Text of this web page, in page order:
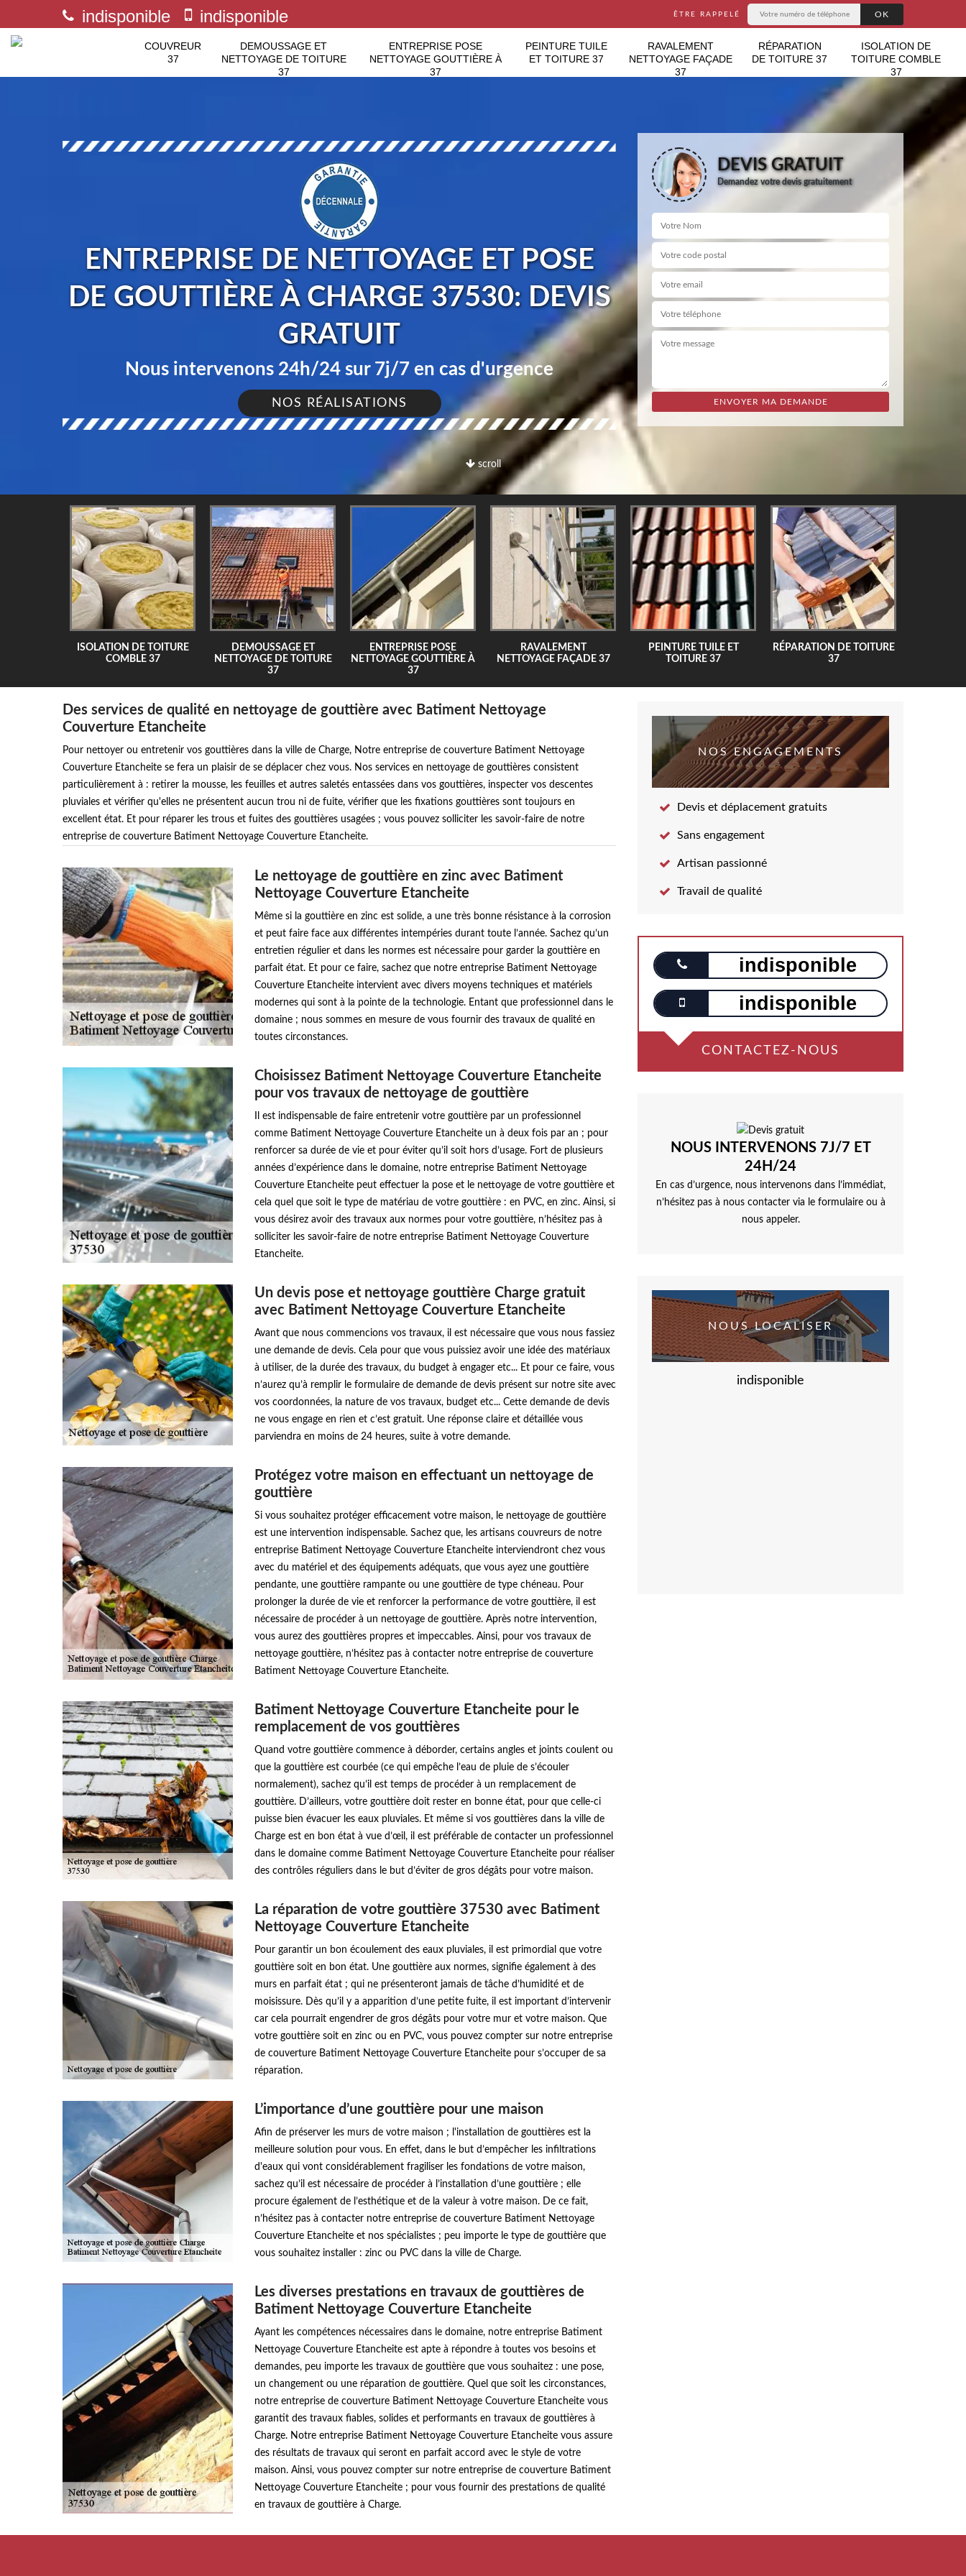
indisponible indisponible ÊTRE RAPPELÉ
COUVREUR
37
DEMOUSSAGE ET
NETTOYAGE DE TOITURE
37
ENTREPRISE POSE
NETTOYAGE GOUTTIÈRE À
37
PEINTURE TUILE
ET TOITURE 37
RAVALEMENT
NETTOYAGE FAÇADE
37
RÉPARATION
DE TOITURE 37
ISOLATION DE
TOITURE COMBLE
37
scroll
ENTREPRISE DE NETTOYAGE ET POSE
DE GOUTTIÈRE À CHARGE 37530: DEVIS
GRATUIT
Nous intervenons 24h/24 sur 7j/7 en cas d'urgence
NOS RÉALISATIONS
DEVIS GRATUIT
Demandez votre devis gratuitement
ISOLATION DE TOITURE
COMBLE 37
DEMOUSSAGE ET
NETTOYAGE DE TOITURE
37
ENTREPRISE POSE
NETTOYAGE GOUTTIÈRE À
37
RAVALEMENT
NETTOYAGE FAÇADE 37
PEINTURE TUILE ET
TOITURE 37
RÉPARATION DE TOITURE
37
Des services de qualité en nettoyage de gouttière avec Batiment Nettoyage
Couverture Etancheite
Pour nettoyer ou entretenir vos gouttières dans la ville de Charge, Notre entreprise de couverture Batiment Nettoyage
Couverture Etancheite se fera un plaisir de se déplacer chez vous. Nos services en nettoyage de gouttières consistent
particulièrement à : retirer la mousse, les feuilles et autres saletés entassées dans vos gouttières, inspecter vos descentes
pluviales et vérifier qu'elles ne présentent aucun trou ni de fuite, vérifier que les fixations gouttières sont toujours en
excellent état. Et pour réparer les trous et fuites des gouttières usagées ; vous pouvez solliciter les savoir-faire de notre
entreprise de couverture Batiment Nettoyage Couverture Etancheite.
Le nettoyage de gouttière en zinc avec Batiment
Nettoyage Couverture Etancheite
Même si la gouttière en zinc est solide, a une très bonne résistance à la corrosion
et peut faire face aux différentes intempéries durant toute l’année. Sachez qu’un
entretien régulier et dans les normes est nécessaire pour garder la gouttière en
parfait état. Et pour ce faire, sachez que notre entreprise Batiment Nettoyage
Couverture Etancheite intervient avec divers moyens techniques et matériels
modernes qui sont à la pointe de la technologie. Entant que professionnel dans le
domaine ; nous sommes en mesure de vous fournir des travaux de qualité en
toutes circonstances.
Choisissez Batiment Nettoyage Couverture Etancheite
pour vos travaux de nettoyage de gouttière
Il est indispensable de faire entretenir votre gouttière par un professionnel
comme Batiment Nettoyage Couverture Etancheite un à deux fois par an ; pour
renforcer sa durée de vie et pour éviter qu’il soit hors d’usage. Fort de plusieurs
années d’expérience dans le domaine, notre entreprise Batiment Nettoyage
Couverture Etancheite peut effectuer la pose et le nettoyage de votre gouttière et
cela quel que soit le type de matériau de votre gouttière : en PVC, en zinc. Ainsi, si
vous désirez avoir des travaux aux normes pour votre gouttière, n’hésitez pas à
solliciter les savoir-faire de notre entreprise Batiment Nettoyage Couverture
Etancheite.
Un devis pose et nettoyage gouttière Charge gratuit
avec Batiment Nettoyage Couverture Etancheite
Avant que nous commencions vos travaux, il est nécessaire que vous nous fassiez
une demande de devis. Cela pour que vous puissiez avoir une idée des matériaux
à utiliser, de la durée des travaux, du budget à engager etc... Et pour ce faire, vous
n’aurez qu’à remplir le formulaire de demande de devis présent sur notre site avec
vos coordonnées, la nature de vos travaux, budget etc... Cette demande de devis
ne vous engage en rien et c’est gratuit. Une réponse claire et détaillée vous
parviendra en moins de 24 heures, suite à votre demande.
Protégez votre maison en effectuant un nettoyage de
gouttière
Si vous souhaitez protéger efficacement votre maison, le nettoyage de gouttière
est une intervention indispensable. Sachez que, les artisans couvreurs de notre
entreprise Batiment Nettoyage Couverture Etancheite interviendront chez vous
avec du matériel et des équipements adéquats, que vous ayez une gouttière
pendante, une gouttière rampante ou une gouttière de type chéneau. Pour
prolonger la durée de vie et renforcer la performance de votre gouttière, il est
nécessaire de procéder à un nettoyage de gouttière. Après notre intervention,
vous aurez des gouttières propres et impeccables. Ainsi, pour vos travaux de
nettoyage gouttière, n’hésitez pas à contacter notre entreprise de couverture
Batiment Nettoyage Couverture Etancheite.
Batiment Nettoyage Couverture Etancheite pour le
remplacement de vos gouttières
Quand votre gouttière commence à déborder, certains angles et joints coulent ou
que la gouttière est courbée (ce qui empêche l’eau de pluie de s’écouler
normalement), sachez qu’il est temps de procéder à un remplacement de
gouttière. D’ailleurs, votre gouttière doit rester en bonne état, pour que celle-ci
puisse bien évacuer les eaux pluviales. Et même si vos gouttières dans la ville de
Charge est en bon état à vue d’œil, il est préférable de contacter un professionnel
dans le domaine comme Batiment Nettoyage Couverture Etancheite pour réaliser
des contrôles réguliers dans le but d’éviter de gros dégâts pour votre maison.
La réparation de votre gouttière 37530 avec Batiment
Nettoyage Couverture Etancheite
Pour garantir un bon écoulement des eaux pluviales, il est primordial que votre
gouttière soit en bon état. Une gouttière aux normes, signifie également à des
murs en parfait état ; qui ne présenteront jamais de tâche d’humidité et de
moisissure. Dès qu’il y a apparition d’une petite fuite, il est important d’intervenir
car cela pourrait engendrer de gros dégâts pour votre mur et votre maison. Que
votre gouttière soit en zinc ou en PVC, vous pouvez compter sur notre entreprise
de couverture Batiment Nettoyage Couverture Etancheite pour s’occuper de sa
réparation.
L’importance d’une gouttière pour une maison
Afin de préserver les murs de votre maison ; l'installation de gouttières est la
meilleure solution pour vous. En effet, dans le but d’empêcher les infiltrations
d'eaux qui vont considérablement fragiliser les fondations de votre maison,
sachez qu’il est nécessaire de procéder à l’installation d’une gouttière ; elle
procure également de l’esthétique et de la valeur à votre maison. De ce fait,
n’hésitez pas à contacter notre entreprise de couverture Batiment Nettoyage
Couverture Etancheite et nos spécialistes ; peu importe le type de gouttière que
vous souhaitez installer : zinc ou PVC dans la ville de Charge.
Les diverses prestations en travaux de gouttières de
Batiment Nettoyage Couverture Etancheite
Ayant les compétences nécessaires dans le domaine, notre entreprise Batiment
Nettoyage Couverture Etancheite est apte à répondre à toutes vos besoins et
demandes, peu importe les travaux de gouttière que vous souhaitez : une pose,
un changement ou une réparation de gouttière. Quel que soit les circonstances,
notre entreprise de couverture Batiment Nettoyage Couverture Etancheite vous
garantit des travaux fiables, solides et performants en travaux de gouttières à
Charge. Notre entreprise Batiment Nettoyage Couverture Etancheite vous assure
des résultats de travaux qui seront en parfait accord avec le style de votre
maison. Ainsi, vous pouvez compter sur notre entreprise de couverture Batiment
Nettoyage Couverture Etancheite ; pour vous fournir des prestations de qualité
en travaux de gouttière à Charge.
NOS ENGAGEMENTS
Devis et déplacement gratuits
Sans engagement
Artisan passionné
Travail de qualité
indisponible
indisponible
CONTACTEZ-NOUS
NOUS INTERVENONS 7J/7 ET
24H/24
En cas d’urgence, nous intervenons dans l’immédiat,
n’hésitez pas à nous contacter via le formulaire ou à
nous appeler.
NOUS LOCALISER
indisponible